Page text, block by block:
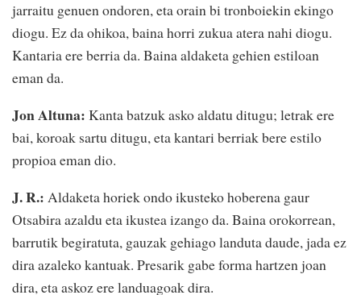
jarraitu genuen ondoren, eta orain bi tronboiekin ekingo
diogu. Ez da ohikoa, baina horri zukua atera nahi diogu.
Kantaria ere berria da. Baina aldaketa gehien estiloan
eman da.
Jon Altuna: Kanta batzuk asko aldatu ditugu; letrak ere
bai, koroak sartu ditugu, eta kantari berriak bere estilo
propioa eman dio.
J. R.: Aldaketa horiek ondo ikusteko hoberena gaur
Otsabira azaldu eta ikustea izango da. Baina orokorrean,
barrutik begiratuta, gauzak gehiago landuta daude, jada ez
dira azaleko kantuak. Presarik gabe forma hartzen joan
dira, eta askoz ere landuagoak dira.